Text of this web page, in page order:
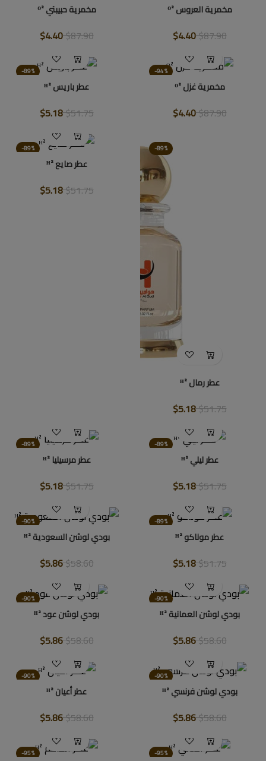
مخمرية العروس ᴼ²
$87.90
$4.40
مخمرية حبيبتي ᴼ²
$87.90
$4.40
-94%
مخمرية غزل ᴼ²
$87.90
$4.40
-89%
عطر باريس ᴴ²
$51.75
$5.18
-89%
عطر رمال ᴴ²
$51.75
$5.18
-89%
عطر صايع ᴴ²
$51.75
$5.18
-89%
عطر ليلي ᴴ²
$51.75
$5.18
-89%
عطر مرسيليا ᴴ²
$51.75
$5.18
-89%
عطر موناكو ᴴ²
$51.75
$5.18
-90%
بودي لوشن السعودية ᴴ²
$58.60
$5.86
-90%
بودي لوشن العمانية ᴴ²
$58.60
$5.86
-90%
بودي لوشن عود ᴴ²
$58.60
$5.86
-90%
بودي لوشن فرنسي ᴴ²
$58.60
$5.86
-90%
عطر أعيان ᴴ²
$58.60
$5.86
-95%
-95%